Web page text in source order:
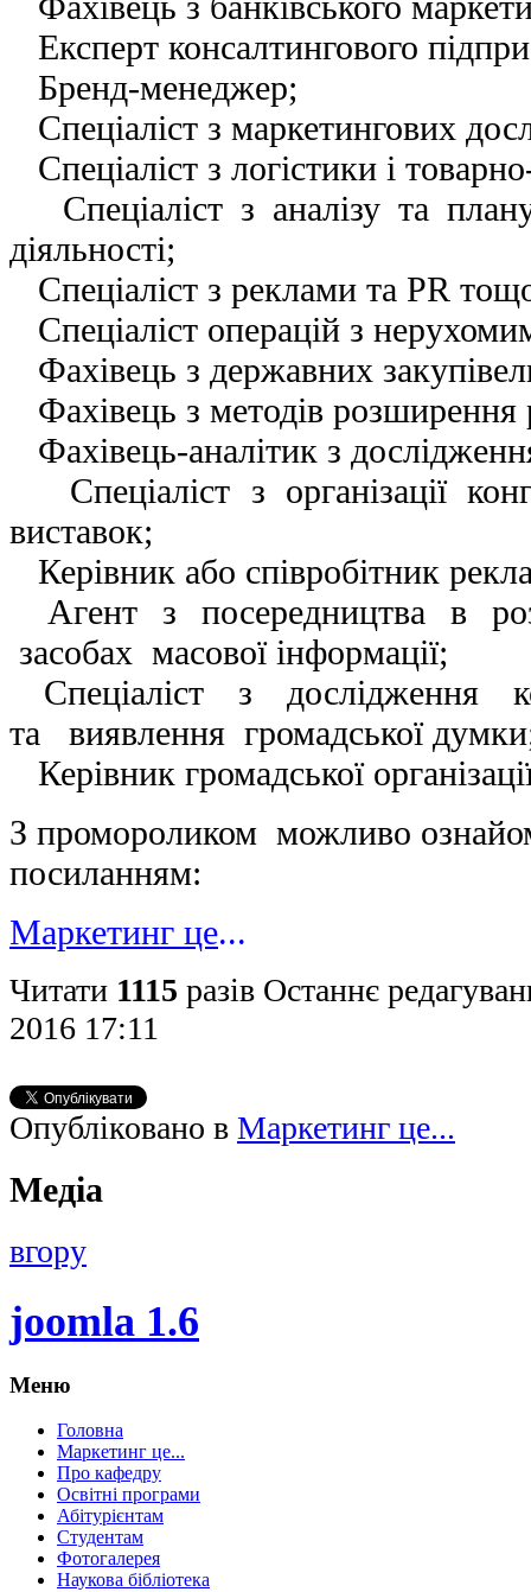
Експерт консалтингового
Бренд-менеджер;
Спеціаліст з маркетингових
Спеціаліст з логістики і
Спеціаліст з аналізу та
діяльності;
Спеціаліст з реклами та PR
Спеціаліст операцій з
Фахівець з державних
Фахівець з методів розширення
Фахівець-аналітик з
Спеціаліст з організації
виставок;
Керівник або співробітник
Агент з посередництва в
засобах масової інформації;
Спеціаліст з дослідження
та виявлення громадської
Керівник громадської
З промороликом можливо
посиланням:
Маркетинг це...
Читати 1115 разів Останнє
2016 17:11
Опубліковано в Маркетинг це...
Медіа
вгору
joomla 1.6
Меню
Головна
Маркетинг це...
Про кафедру
Освітні програми
Абітурієнтам
Студентам
Фотогалерея
Наукова бібліотека